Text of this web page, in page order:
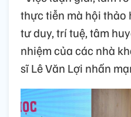
thực tiễn mà hội thảo
tư duy, trí tuệ, tâm
nhiệm của các nhà
sĩ Lê Văn Lợi nhấn